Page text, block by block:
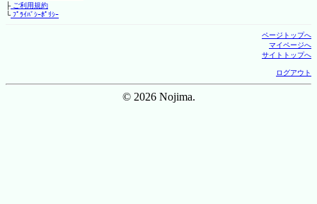
├ご利用規約
└ﾌﾟﾗｲﾊﾞｼｰﾎﾟﾘｼｰ
ページトップへ
マイページへ
サイトトップへ
ログアウト
© 2026 Nojima.